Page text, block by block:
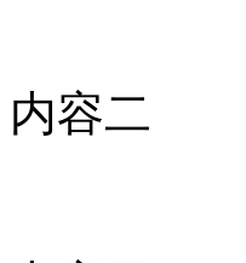
内容二